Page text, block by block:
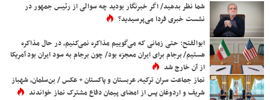
شما نظر بدهید/ اگر خبرنگار بودید چه سوالی از رئیس جمهور در
نشست خبری فردا می‌پرسیدید؟
ابوالفتح: حتی زمانی که می‌گوییم مذاکره نمی‌کنیم، در حال مذاکره
هستیم/ برجام برای ایران معجزه بود/ چون برجام به سود ایران بود آمریکا
از آن خارج شد
نماز جماعت سران ترکیه، عربستان و پاکستان + عکس / بن‌سلمان، شهباز
شریف و اردوغان پس از امضای پیمان دفاع مشترک نماز خواندند